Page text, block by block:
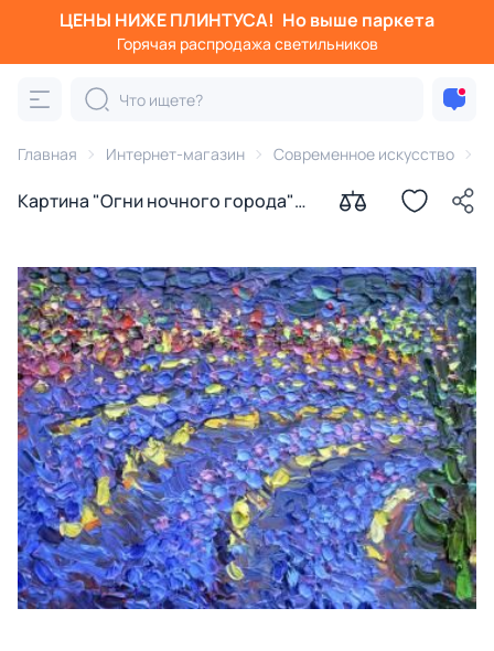
ЦЕНЫ НИЖЕ ПЛИНТУСА! Но выше паркета
Горячая распродажа светильников
Главная Интернет-магазин Современное искусство
Картина "Огни ночного города"